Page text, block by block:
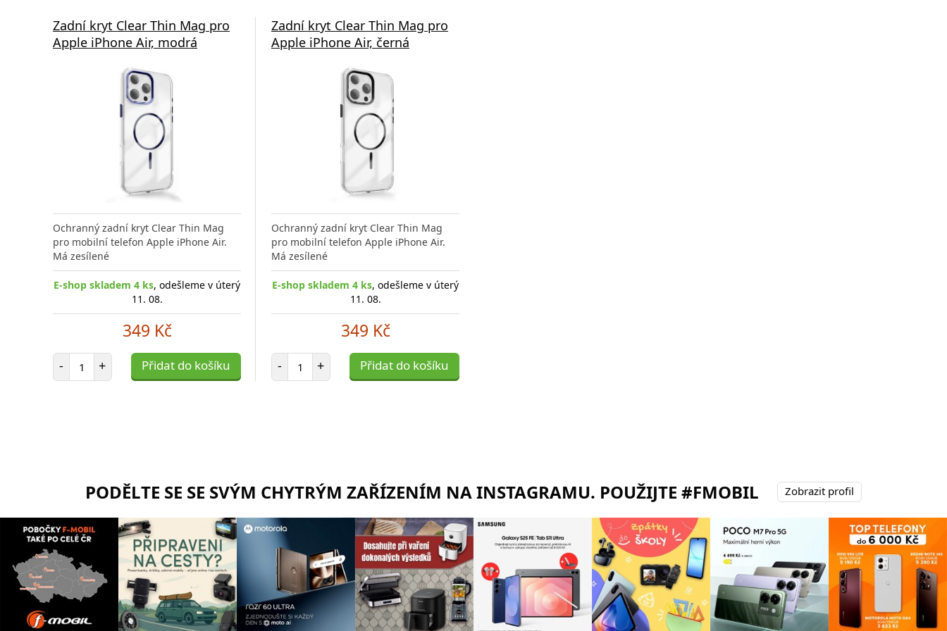
Zadní kryt Clear Thin Mag pro
Apple iPhone Air, modrá
Ochranný zadní kryt Clear Thin Mag
pro mobilní telefon Apple iPhone Air.
Má zesílené
E-shop skladem 4 ks, odešleme v úterý
11. 08.
349 Kč
- Počet položek
+ Přidat do košíku
Zadní kryt Clear Thin Mag pro
Apple iPhone Air, černá
Ochranný zadní kryt Clear Thin Mag
pro mobilní telefon Apple iPhone Air.
Má zesílené
E-shop skladem 4 ks, odešleme v úterý
11. 08.
349 Kč
- Počet položek
+ Přidat do košíku
PODĚLTE SE SE SVÝM CHYTRÝM ZAŘÍZENÍM NA INSTAGRAMU. POUŽIJTE #FMOBIL Zobrazit profil